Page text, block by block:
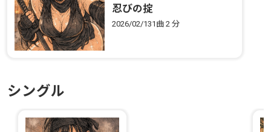
忍びの掟
2026/02/131曲2 分
シングル